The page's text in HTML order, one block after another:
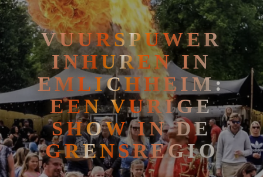
VUURSPUWER
INHUREN IN
EMLICHHEIM:
EEN VURIGE
SHOW IN DE
GRENSREGIO